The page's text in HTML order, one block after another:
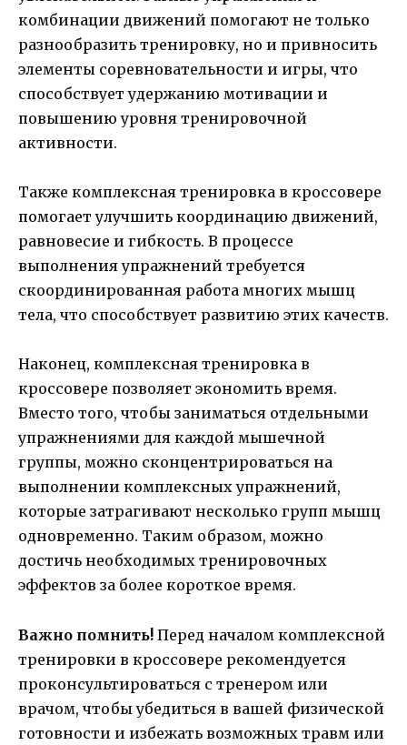
комбинации движений помогают не только
разнообразить тренировку, но и привносить
элементы соревновательности и игры, что
способствует удержанию мотивации и
повышению уровня тренировочной
активности.
Также комплексная тренировка в кроссовере
помогает улучшить координацию движений,
равновесие и гибкость. В процессе
выполнения упражнений требуется
скоординированная работа многих мышц
тела, что способствует развитию этих качеств.
Наконец, комплексная тренировка в
кроссовере позволяет экономить время.
Вместо того, чтобы заниматься отдельными
упражнениями для каждой мышечной
группы, можно сконцентрироваться на
выполнении комплексных упражнений,
которые затрагивают несколько групп мышц
одновременно. Таким образом, можно
достичь необходимых тренировочных
эффектов за более короткое время.
Важно помнить! Перед началом комплексной
тренировки в кроссовере рекомендуется
проконсультироваться с тренером или
врачом, чтобы убедиться в вашей физической
готовности и избежать возможных травм или